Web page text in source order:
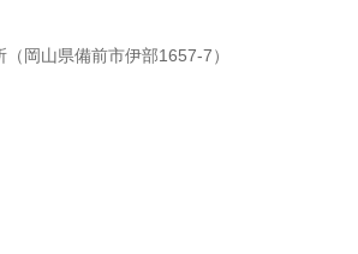
岡山県備前市伊部1657-7）